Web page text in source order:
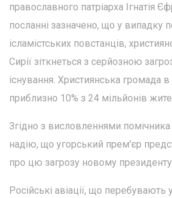
православного патріарха Ігнатія
посланні зазначено, що у випадку
ісламістських повстанців,
Сирії зіткнеться з серйозною
існування. Християнська громада в
приблизно 10% з 24 мільйонів
Згідно з висловленнями помічника
надію, що угорський прем'єр
про цю загрозу новому
Російські авіації, що перебувають